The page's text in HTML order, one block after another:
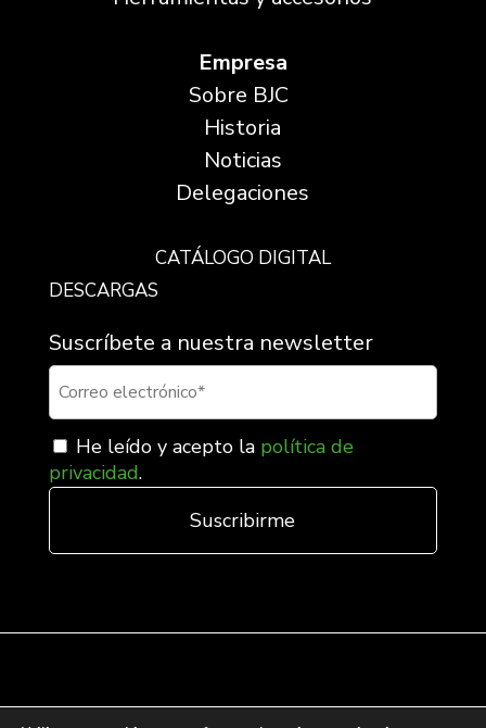
Empresa
Sobre BJC
Historia
Noticias
Delegaciones
CATÁLOGO DIGITAL
DESCARGAS
Suscríbete a nuestra newsletter
He leído y acepto la política de
privacidad.